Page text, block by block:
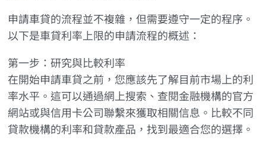
申請車貸的流程並不複雜，但需要遵守一定的程序。
以下是車貸利率上限的申請流程的概述：
第一步：研究與比較利率
在開始申請車貸之前，您應該先了解目前市場上的利
率水平。這可以通過網上搜索、查閱金融機構的官方
網站或與信用卡公司聯繫來獲取相關信息。比較不同
貸款機構的利率和貸款產品，找到最適合您的選擇。